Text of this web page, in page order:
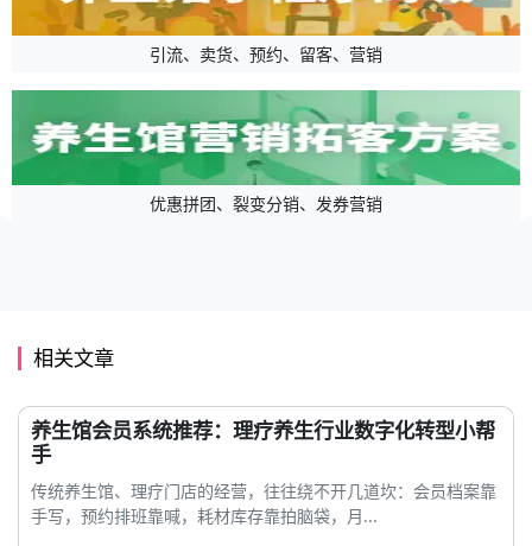
引流、卖货、预约、留客、营销
优惠拼团、裂变分销、发券营销
相关文章
养生馆会员系统推荐：理疗养生行业数字化转型小帮
手
传统养生馆、理疗门店的经营，往往绕不开几道坎：会员档案靠
手写，预约排班靠喊，耗材库存靠拍脑袋，月...